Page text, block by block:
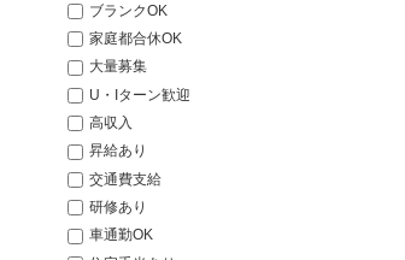
ブランクOK
家庭都合休OK
大量募集
U・Iターン歓迎
高収入
昇給あり
交通費支給
研修あり
車通勤OK